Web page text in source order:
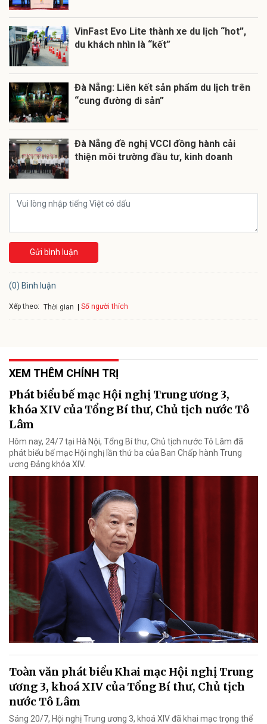
VinFast Evo Lite thành xe du lịch “hot”,
du khách nhìn là “kết”
Đà Nẵng: Liên kết sản phẩm du lịch trên
“cung đường di sản”
Đà Nẵng đề nghị VCCI đồng hành cải
thiện môi trường đầu tư, kinh doanh
Gửi bình luận
(0) Bình luận
Xếp theo: Thời gian Số người thích
XEM THÊM CHÍNH TRỊ
Phát biểu bế mạc Hội nghị Trung ương 3,
khóa XIV của Tổng Bí thư, Chủ tịch nước Tô
Lâm
Hôm nay, 24/7 tại Hà Nội, Tổng Bí thư, Chủ tịch nước Tô Lâm đã
phát biểu bế mạc Hội nghị lần thứ ba của Ban Chấp hành Trung
ương Đảng khóa XIV.
Toàn văn phát biểu Khai mạc Hội nghị Trung
ương 3, khoá XIV của Tổng Bí thư, Chủ tịch
nước Tô Lâm
Sáng 20/7, Hội nghị Trung ương 3, khoá XIV đã khai mạc trọng thể